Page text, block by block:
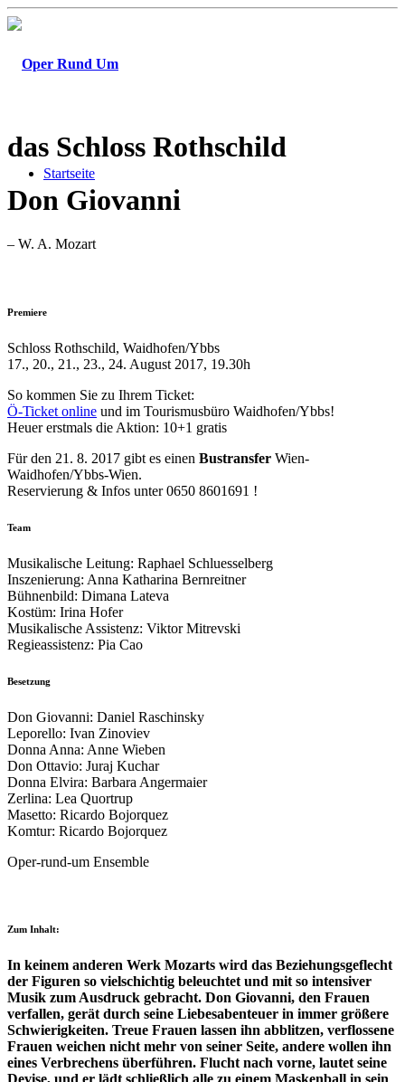
Startseite
das Schloss Rothschild
Don Giovanni
– W. A. Mozart
Premiere
Schloss Rothschild, Waidhofen/Ybbs
17., 20., 21., 23., 24. August 2017, 19.30h
So kommen Sie zu Ihrem Ticket:
Ö-Ticket online und im Tourismusbüro Waidhofen/Ybbs!
Heuer erstmals die Aktion: 10+1 gratis
Für den 21. 8. 2017 gibt es einen Bustransfer Wien-
Waidhofen/Ybbs-Wien.
Reservierung & Infos unter 0650 8601691 !
Team
Musikalische Leitung: Raphael Schluesselberg
Inszenierung: Anna Katharina Bernreitner
Bühnenbild: Dimana Lateva
Kostüm: Irina Hofer
Musikalische Assistenz: Viktor Mitrevski
Regieassistenz: Pia Cao
Besetzung
Don Giovanni: Daniel Raschinsky
Leporello: Ivan Zinoviev
Donna Anna: Anne Wieben
Don Ottavio: Juraj Kuchar
Donna Elvira: Barbara Angermaier
Zerlina: Lea Quortrup
Masetto: Ricardo Bojorquez
Komtur: Ricardo Bojorquez
Oper-rund-um Ensemble
Zum Inhalt:
In keinem anderen Werk Mozarts wird das Beziehungsgeflecht
der Figuren so vielschichtig beleuchtet und mit so intensiver
Musik zum Ausdruck gebracht. Don Giovanni, den Frauen
verfallen, gerät durch seine Liebesabenteuer in immer größere
Schwierigkeiten. Treue Frauen lassen ihn abblitzen, verflossene
Frauen weichen nicht mehr von seiner Seite, andere wollen ihn
eines Verbrechens überführen. Flucht nach vorne, lautet seine
Devise, und er lädt schließlich alle zu einem Maskenball in sein